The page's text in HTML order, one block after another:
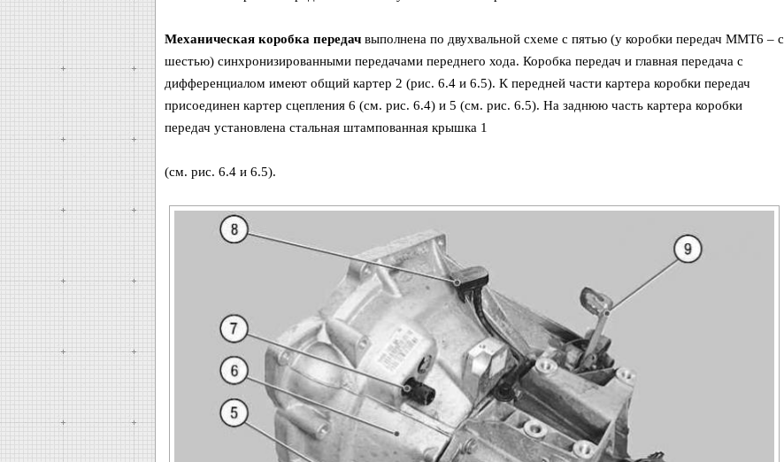
Механическая коробка передачвыполнена по двухвальной схеме с пятью (у коробки передач MМТ6 – с
шестью) синхронизированными передачами переднего хода. Коробка передач и главная передача с
дифференциалом имеют общий картер 2 (рис. 6.4 и 6.5). К передней части картера коробки передач
присоединен картер сцепления 6 (см. рис. 6.4) и 5 (см. рис. 6.5). На заднюю часть картера коробки
передач установлена стальная штампованная крышка 1
(см. рис. 6.4 и 6.5).